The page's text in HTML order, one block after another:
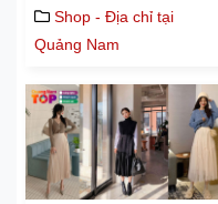
Shop - Địa chỉ tại
Quảng Nam